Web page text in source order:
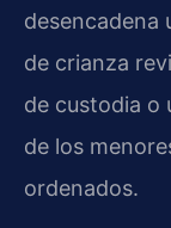
desencadena
de crianza
de custodia o
de los
ordenados.